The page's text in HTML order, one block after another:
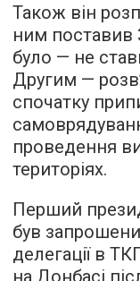
Також він
ним
було — не
Другим —
спочатку
проведення
територіях.
Перший
був
делегації в
на Донбасі